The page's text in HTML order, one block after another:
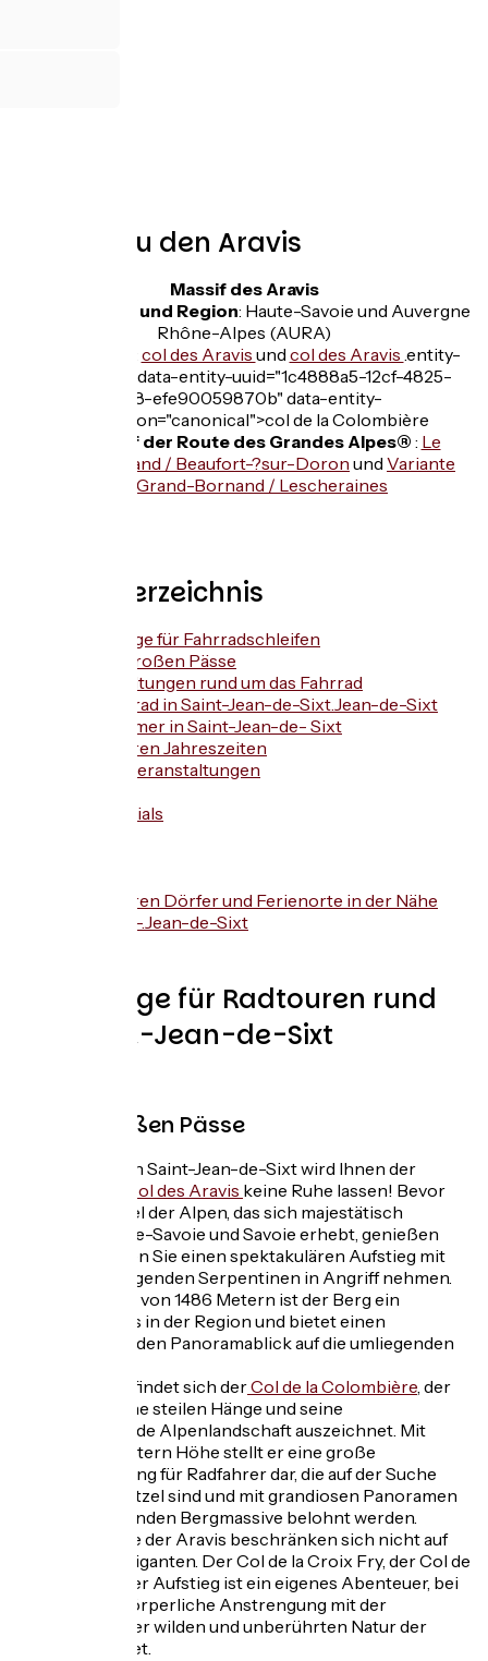
Das Tor zu den Aravis
Massif des Aravis
Département und Region: Haute-Savoie und Auvergne
Rhône-Alpes (AURA)
col des Aravis und col des Aravis .entity-
type="node" data-entity-uuid="1c4888a5-12cf-4825-
a448-efe90059870b" data-entity-
substitution="canonical">col de la Colombière
Etappe auf der Route des Grandes Alpes® : Le
Grand-Bornand / Beaufort-?sur-Doron und Variante
Le-?Grand-Bornand / Lescheraines
Inhaltsverzeichnis
Vorschläge für Fahrradschleifen
Unsere großen Pässe
Veranstaltungen rund um das Fahrrad
Das Fahrrad in Saint-Jean-de-Sixt.Jean-de-Sixt
Der Sommer in Saint-Jean-de- Sixt
Die anderen Jahreszeiten
Andere Veranstaltungen
Testimonials
Die anderen Dörfer und Ferienorte in der Nähe
von Saint-.Jean-de-Sixt
Vorschläge für Radtouren rund
um Saint-Jean-de-Sixt
Unsere großen Pässe
Ausgehend von Saint-Jean-de-Sixt wird Ihnen der
Col des Aravis keine Ruhe lassen! Bevor
Sie dieses Juwel der Alpen, das sich majestätisch
zwischen Haute-Savoie und Savoie erhebt, genießen
können, müssen Sie einen spektakulären Aufstieg mit
schwindelerregenden Serpentinen in Angriff nehmen.
Mit einer Höhe von 1486 Metern ist der Berg ein
absolutes Muss in der Region und bietet einen
atemberaubenden Panoramablick auf die umliegenden
In der Nähe befindet sich derCol de la Colombière, der
sich durch seine steilen Hänge und seine
atemberaubende Alpenlandschaft auszeichnet. Mit
seinen 1613 Metern Höhe stellt er eine große
Herausforderung für Radfahrer dar, die auf der Suche
nach Nervenkitzel sind und mit grandiosen Panoramen
auf die umliegenden Bergmassive belohnt werden.
Doch die Pässe der Aravis beschränken sich nicht auf
diese beiden Giganten. Der Col de la Croix Fry, der Col de
la Forclaz... Jeder Aufstieg ist ein eigenes Abenteuer, bei
dem sich die körperliche Anstrengung mit der
Betrachtung der wilden und unberührten Natur der
Alpen verbindet.